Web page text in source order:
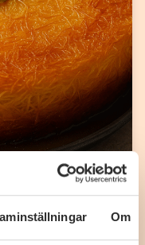
Om
med